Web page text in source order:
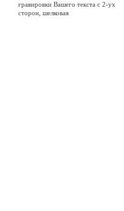
гравировки Вашего текста с 2-ух
сторон, шелковая